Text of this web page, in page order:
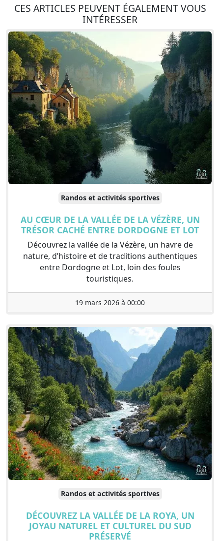
CES ARTICLES PEUVENT ÉGALEMENT VOUS
INTÉRESSER
Randos et activités sportives
AU CŒUR DE LA VALLÉE DE LA VÉZÈRE, UN
TRÉSOR CACHÉ ENTRE DORDOGNE ET LOT
Découvrez la vallée de la Vézère, un havre de
nature, d’histoire et de traditions authentiques
entre Dordogne et Lot, loin des foules
touristiques.
19 mars 2026 à 00:00
Randos et activités sportives
DÉCOUVREZ LA VALLÉE DE LA ROYA, UN
JOYAU NATUREL ET CULTUREL DU SUD
PRÉSERVÉ